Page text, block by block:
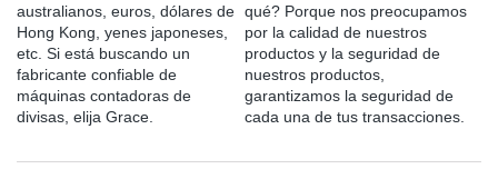
australianos, euros, dólares de
Hong Kong, yenes japoneses,
etc. Si está buscando un
fabricante confiable de
máquinas contadoras de
divisas, elija Grace.
qué? Porque nos preocupamos
por la calidad de nuestros
productos y la seguridad de
nuestros productos,
garantizamos la seguridad de
cada una de tus transacciones.